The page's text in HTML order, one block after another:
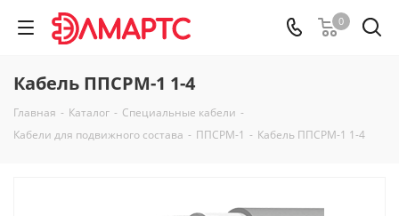
0
Кабель ППСРМ-1 1-4
Главная - Каталог - Специальные кабели -
Кабели для подвижного состава - ППСРМ-1 - Кабель ППСРМ-1 1-4